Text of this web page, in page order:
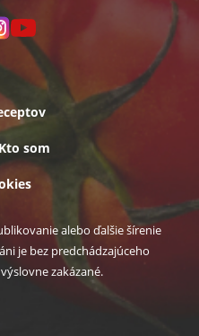
Kto som
alebo ďalšie šírenie
je bez predchádzajúceho
zakázané.